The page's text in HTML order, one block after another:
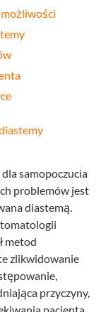
samopoczucia
problemów jest
diastemą.
metod
zlikwidowanie
przyczyny,